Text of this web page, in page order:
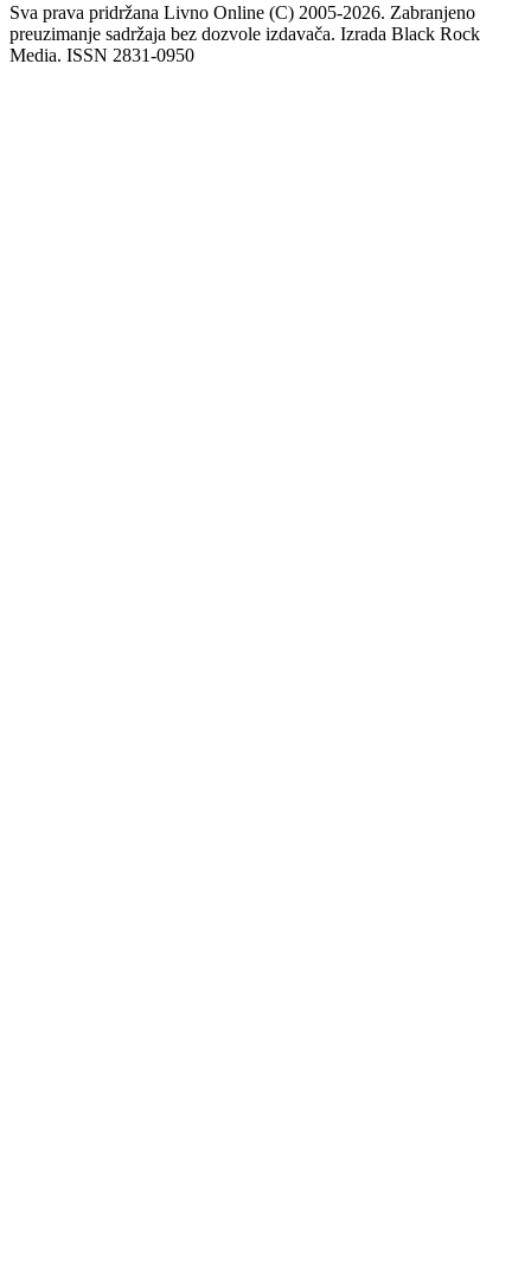
Sva prava pridržana Livno Online (C) 2005-2026. Zabranjeno
preuzimanje sadržaja bez dozvole izdavača. Izrada Black Rock
Media. ISSN 2831-0950